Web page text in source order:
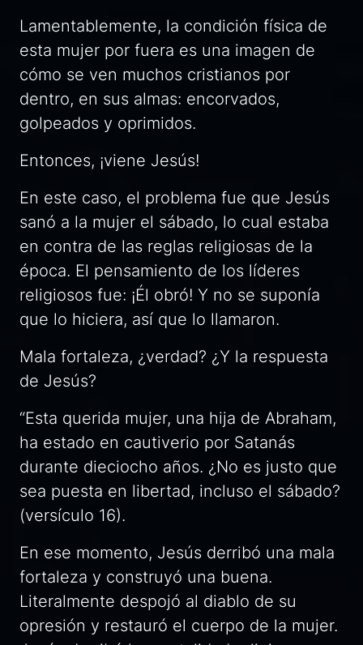
Lamentablemente, la condición física de
esta mujer por fuera es una imagen de
cómo se ven muchos cristianos por
dentro, en sus almas: encorvados,
golpeados y oprimidos.
Entonces, ¡viene Jesús!
En este caso, el problema fue que Jesús
sanó a la mujer el sábado, lo cual estaba
en contra de las reglas religiosas de la
época. El pensamiento de los líderes
religiosos fue: ¡Él obró! Y no se suponía
que lo hiciera, así que lo llamaron.
Mala fortaleza, ¿verdad? ¿Y la respuesta
de Jesús?
“Esta querida mujer, una hija de Abraham,
ha estado en cautiverio por Satanás
durante dieciocho años. ¿No es justo que
sea puesta en libertad, incluso el sábado?
(versículo 16).
En ese momento, Jesús derribó una mala
fortaleza y construyó una buena.
Literalmente despojó al diablo de su
opresión y restauró el cuerpo de la mujer.